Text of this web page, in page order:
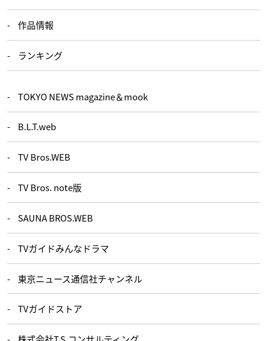
作品情報
ランキング
TOKYO NEWS magazine＆mook
B.L.T.web
TV Bros.WEB
TV Bros. note版
SAUNA BROS.WEB
TVガイドみんなドラマ
東京ニュース通信社チャンネル
TVガイドストア